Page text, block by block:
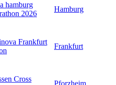
hamburg
2026
Hamburg
Frankfurt
Frankfurt
Cross